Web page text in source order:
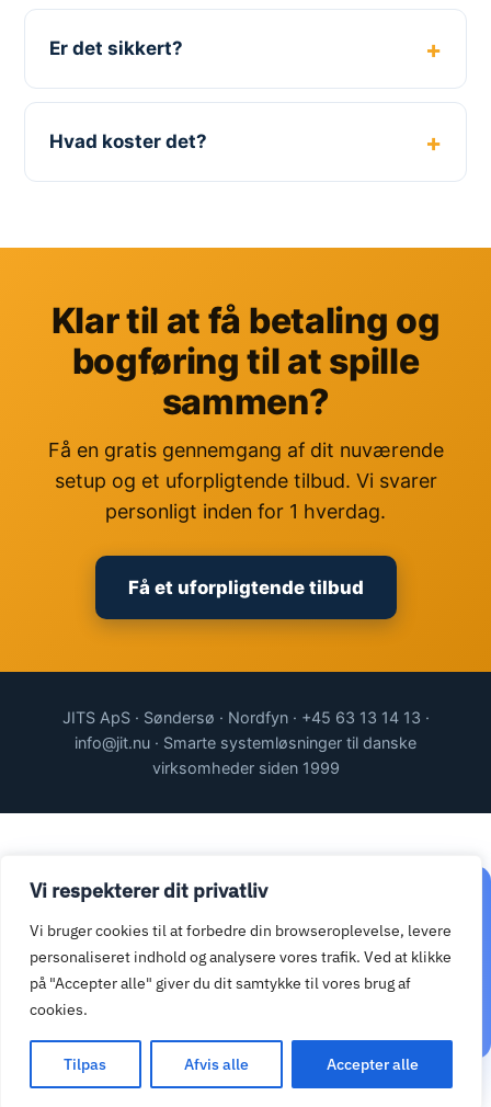
Vi respekterer dit privatliv
Vi bruger cookies til at forbedre din browseroplevelse, levere
personaliseret indhold og analysere vores trafik. Ved at klikke
på "Accepter alle" giver du dit samtykke til vores brug af
cookies.
Tilpas Afvis alle Accepter alle
Er det sikkert?
Hvad koster det?
Klar til at få betaling og
bogføring til at spille
sammen?
Få en gratis gennemgang af dit nuværende
setup og et uforpligtende tilbud. Vi svarer
personligt inden for 1 hverdag.
Få et uforpligtende tilbud
JITS ApS · Søndersø · Nordfyn · +45 63 13 14 13 ·
info@jit.nu · Smarte systemløsninger til danske
virksomheder siden 1999
Klar til at komme i gang?
Vi vender tilbage samme arbejdsdag. Ingen forpligtelser.